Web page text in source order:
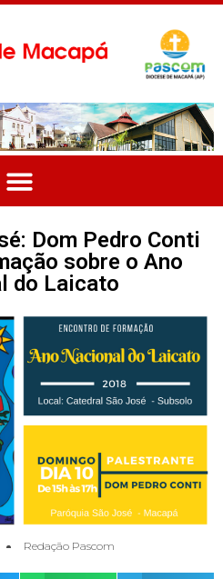
Dom Pedro Conti
sobre o Ano
do Laicato
Redação Pascom